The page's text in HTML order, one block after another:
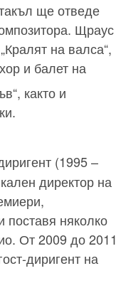
ще отведе
Щраус
на валса“,
и балет на
както и
(1995 –
директор на
поставя няколко
От 2009 до 2011
диригент на